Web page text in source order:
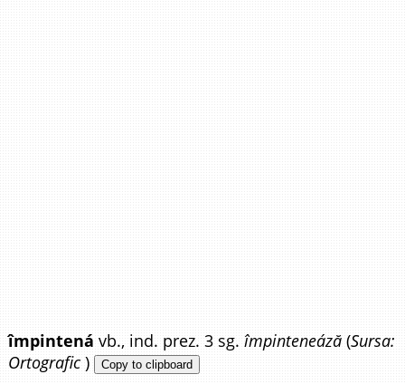
împintená vb., ind. prez. 3 sg.împinteneáză (Sursa:
Ortografic ) Copy to clipboard